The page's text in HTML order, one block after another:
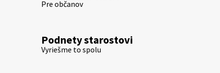
Pre občanov
Podnety starostovi
Vyriešme to spolu